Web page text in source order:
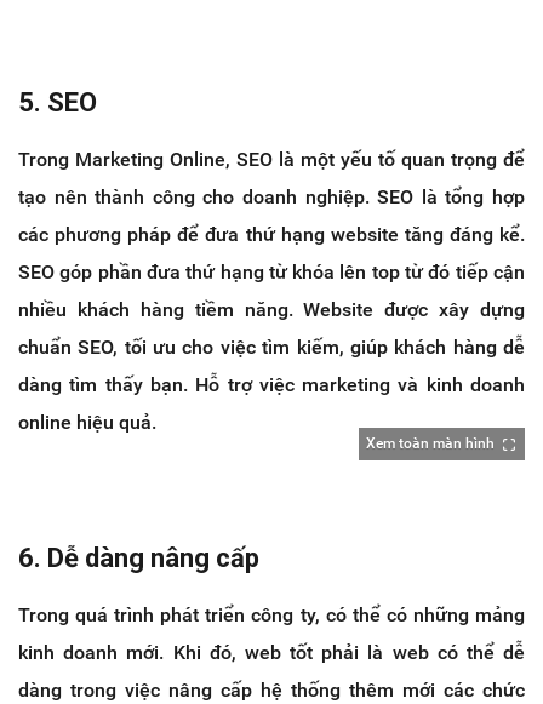
5. SEO
Trong Marketing Online, SEO là một yếu tố quan trọng để
tạo nên thành công cho doanh nghiệp. SEO là tổng hợp
các phương pháp để đưa thứ hạng website tăng đáng kể.
SEO góp phần đưa thứ hạng từ khóa lên top từ đó tiếp cận
nhiều khách hàng tiềm năng. Website được xây dựng
chuẩn SEO, tối ưu cho việc tìm kiếm, giúp khách hàng dễ
dàng tìm thấy bạn. Hỗ trợ việc marketing và kinh doanh
online hiệu quả.
Xem toàn màn hình
6. Dễ dàng nâng cấp
Trong quá trình phát triển công ty, có thể có những mảng
kinh doanh mới. Khi đó, web tốt phải là web có thể dễ
dàng trong việc nâng cấp hệ thống thêm mới các chức